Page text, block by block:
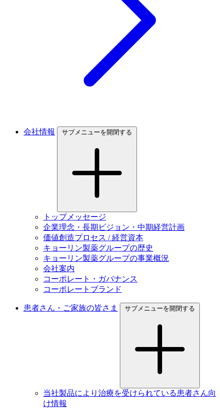
会社情報 サブメニューを開閉する
トップメッセージ
企業理念・長期ビジョン・中期経営計画
価値創造プロセス / 経営資本
キョーリン製薬グループの歴史
キョーリン製薬グループの事業概況
会社案内
コーポレート・ガバナンス
コーポレートブランド
患者さん・ご家族の皆さま サブメニューを開閉する
当社製品により治療を受けられている患者さん向
け情報